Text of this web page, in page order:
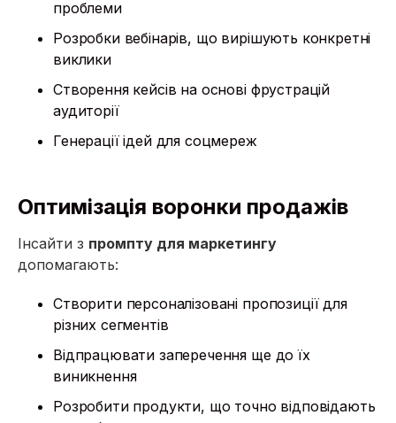
проблеми
Розробки вебінарів, що вирішують конкретні
виклики
Створення кейсів на основі фрустрацій
аудиторії
Генерації ідей для соцмереж
Оптимізація воронки продажів
Інсайти з промпту для маркетингу
допомагають:
Створити персоналізовані пропозиції для
різних сегментів
Відпрацювати заперечення ще до їх
виникнення
Розробити продукти, що точно відповідають